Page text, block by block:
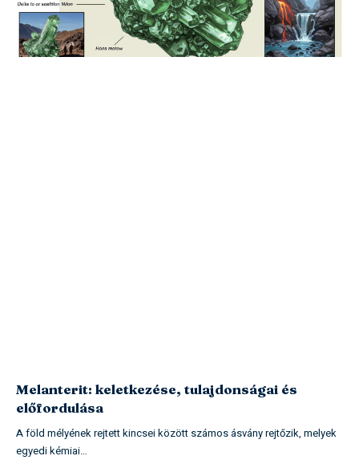
Melanterit: keletkezése, tulajdonságai és
előfordulása
A föld mélyének rejtett kincsei között számos ásvány rejtőzik, melyek
egyedi kémiai…